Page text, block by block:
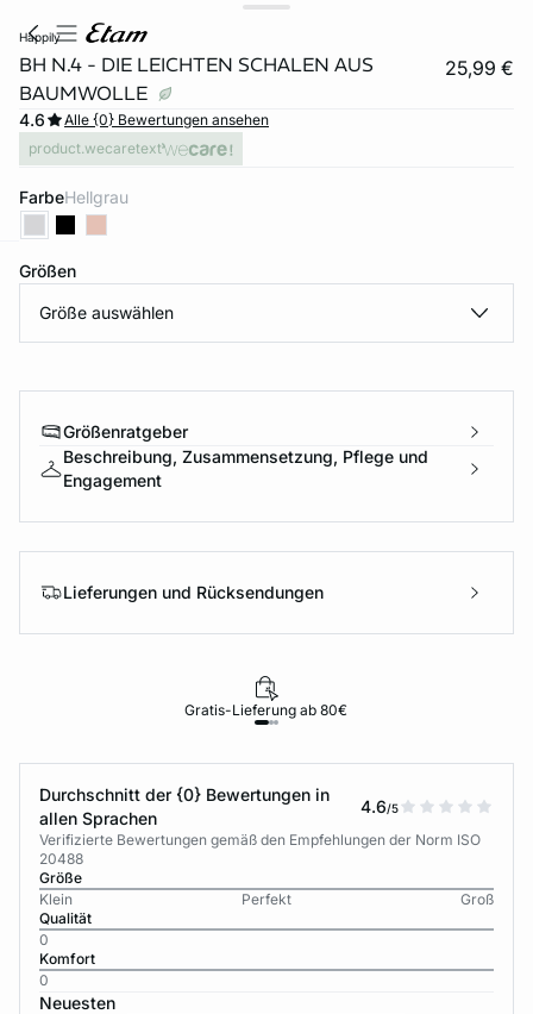
happily
BH N.4 - DIE LEICHTEN SCHALEN AUS
BAUMWOLLE
25,99 €
4.6
Alle {0} Bewertungen ansehen
product.wecaretext
Farbe hellgrau
Größen
Größe auswählen
Größenratgeber
Beschreibung, Zusammensetzung, Pflege und
Engagement
Lieferungen und Rücksendungen
Gratis-Lieferung ab 80€
Durchschnitt der {0} Bewertungen in
allen Sprachen
4.6/5
Verifizierte Bewertungen gemäß den Empfehlungen der Norm ISO
20488
Größe
Klein
Perfekt
Groß
Qualität
0
Komfort
0
Neuesten